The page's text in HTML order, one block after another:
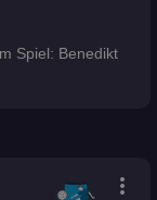
Spiel: Benedikt
more_vert